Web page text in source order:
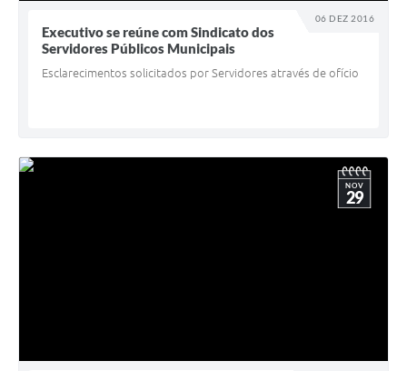
06 DEZ 2016
Executivo se reúne com Sindicato dos
Servidores Públicos Municipais
Esclarecimentos solicitados por Servidores através de ofício
NOV
29